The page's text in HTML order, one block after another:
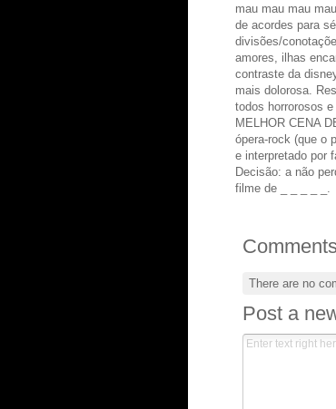
mau mau mau
de acordes para
divisões/
amores, ilhas
contraste da
mais dolorosa.
todos horrorosos
MELHOR CENA
ópera-rock (que o
e interpretado por
Decisão: a não
filme de _ _ _ _ _.
There are no
Post a